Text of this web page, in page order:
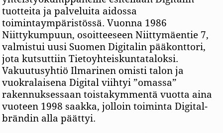
tuotteita ja palveluita aidossa
toimintaympäristössä. Vuonna 1986
Niittykumpuun, osoitteeseen Niittymäentie 7,
valmistui uusi Suomen Digitalin pääkonttori,
jota kutsuttiin Tietoyhteiskuntataloksi.
Vakuutusyhtiö Ilmarinen omisti talon ja
vuokralaisena Digital viihtyi ”omassa”
rakennuksessaan toistakymmentä vuotta aina
vuoteen 1998 saakka, jolloin toiminta Digital-
brändin alla päättyi.